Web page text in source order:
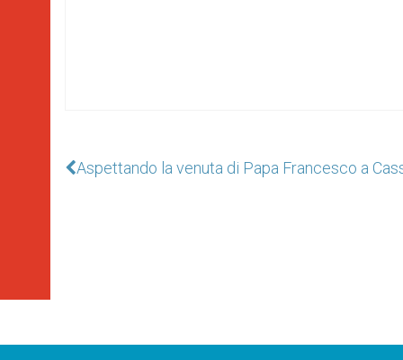
Aspettando la venuta di Papa Francesco a